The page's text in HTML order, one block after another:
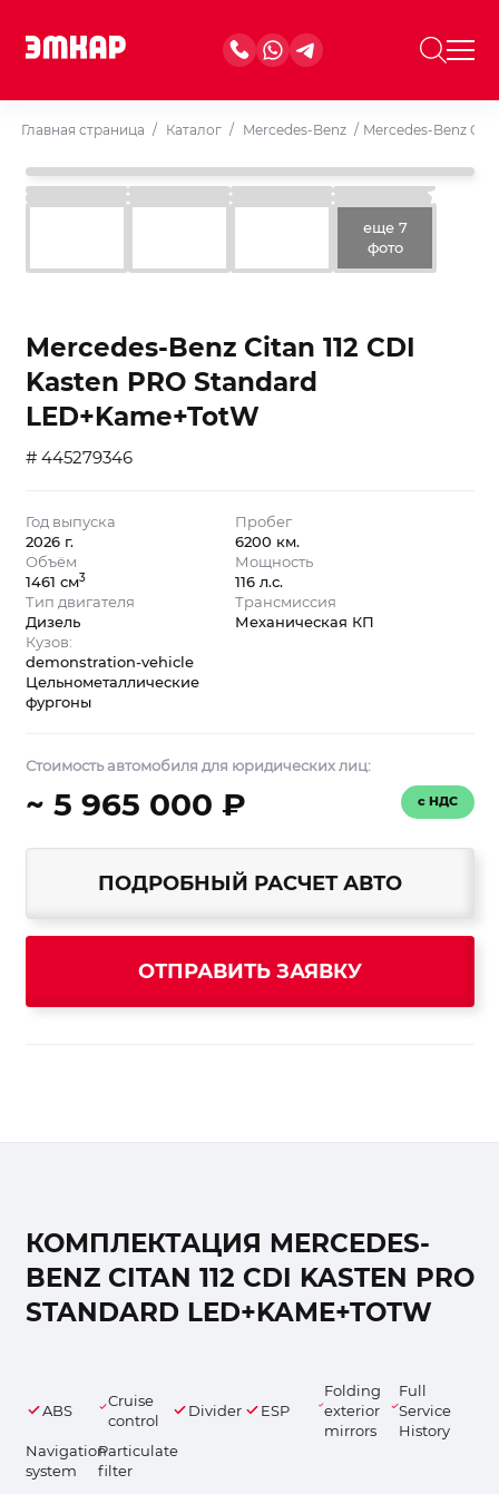
Главная страница / Каталог / Mercedes-Benz / Mercedes-Benz
еще 7
фото
Mercedes-Benz Citan 112 CDI
Kasten PRO Standard
LED+Kame+TotW
# 445279346
Год выпуска
2026 г.
Пробег
6200 км.
Объём
1461 см3
Мощность
116 л.с.
Тип двигателя
Дизель
Трансмиссия
Механическая КП
Кузов:
demonstration-vehicle
Цельнометаллические
фургоны
Стоимость автомобиля для юридических лиц:
~ 5 965 000 ₽ с НДС
ПОДРОБНЫЙ РАСЧЕТ АВТО
ОТПРАВИТЬ ЗАЯВКУ
КОМПЛЕКТАЦИЯ MERCEDES-
BENZ CITAN 112 CDI KASTEN PRO
STANDARD LED+KAME+TOTW
ABS
Cruise
control
Divider ESP
Folding
exterior
mirrors
Full
Service
History
Navigation
system
Particulate
filter